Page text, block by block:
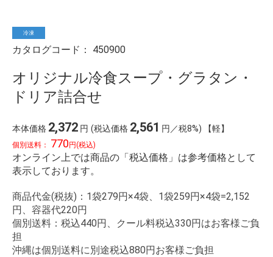
冷凍
カタログコード： 450900
オリジナル冷食スープ・グラタン・
ドリア詰合せ
本体価格 2,372 円 (税込価格 2,561 円／税8%) 【軽】
個別送料： 770 円(税込)
オンライン上では商品の「税込価格」は参考価格として
表示しております。
商品代金(税抜)：1袋279円×4袋、1袋259円×4袋=2,152
円、容器代220円
個別送料：税込440円、クール料税込330円はお客様ご負
担
沖縄は個別送料に別途税込880円お客様ご負担